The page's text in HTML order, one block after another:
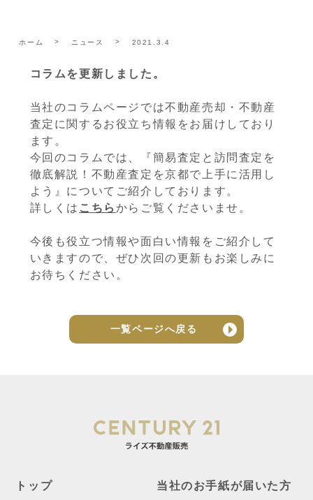
ホーム ニュース 2021.3.4
コラムを更新しました。
当社のコラムページでは不動産売却・不動産
査定に関するお役立ち情報をお届けしており
ます。
今回のコラムでは、『簡易査定と訪問査定を
徹底解説！不動産査定を京都で上手に活用し
よう』についてご紹介しております。
詳しくは こちら からご覧くださいませ。
今後も役立つ情報や面白い情報をご紹介して
いきますので、ぜひ次回の更新もお楽しみに
お待ちください。
一覧ページへ戻る
トップ
当社のお手紙が届いた方